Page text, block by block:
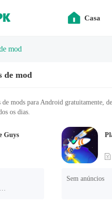
Casa
mod
de mod
mods para Android gratuitamente,
os dias.
Guys
Sem anúncios